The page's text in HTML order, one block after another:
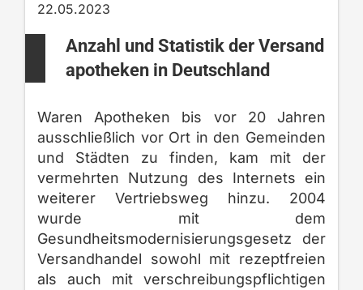
22.05.2023
Anzahl und Statistik der Versand
apotheken in Deutschland
Waren Apotheken bis vor 20 Jahren
ausschließlich vor Ort in den Gemeinden
und Städten zu finden, kam mit der
vermehrten Nutzung des Internets ein
weiterer Vertriebsweg hinzu. 2004
wurde mit dem
Gesundheitsmodernisierungsgesetz der
Versandhandel sowohl mit rezeptfreien
als auch mit verschreibungspflichtigen